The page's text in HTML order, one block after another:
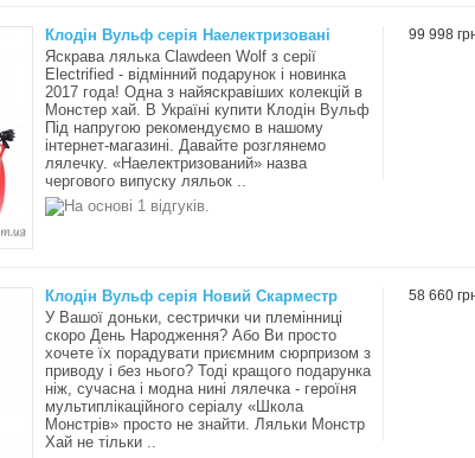
99 998
Клодін Вульф серія Наелектризовані
Яскрава лялька Clawdeen Wolf з серії
Electrified - відмінний подарунок і новинка
2017 года! Одна з найяскравіших колекцій в
Монстер хай. В Україні купити Клодін Вульф
Під напругою рекомендуємо в нашому
інтернет-магазині. Давайте розглянемо
лялечку. «Наелектризований» назва
чергового випуску ляльок ..
58 660
Клодін Вульф серія Новий Скарместр
У Вашої доньки, сестрички чи племінниці
скоро День Народження? Або Ви просто
хочете їх порадувати приємним сюрпризом з
приводу і без нього? Тоді кращого подарунка
ніж, сучасна і модна нині лялечка - героїня
мультиплікаційного серіалу «Школа
Монстрів» просто не знайти. Ляльки Монстр
Хай не тільки ..